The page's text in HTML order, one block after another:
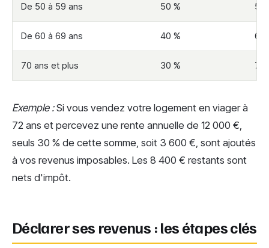
De 50 à 59 ans 50 % 50
De 60 à 69 ans 40 % 60
70 ans et plus 30 % 70
Exemple :Si vous vendez votre logement en viager à
72 ans et percevez une rente annuelle de 12 000 €,
seuls 30 % de cette somme, soit 3 600 €, sont ajoutés
à vos revenus imposables. Les 8 400 € restants sont
nets d'impôt.
Déclarer ses revenus : les étapes clés